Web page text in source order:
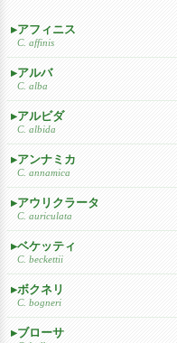
アフィニス
C. affinis
アルバ
C. alba
アルビダ
C. albida
アンナミカ
C. annamica
アウリクラータ
C. auriculata
ベケッティ
C. beckettii
ボクネリ
C. bogneri
ブローサ